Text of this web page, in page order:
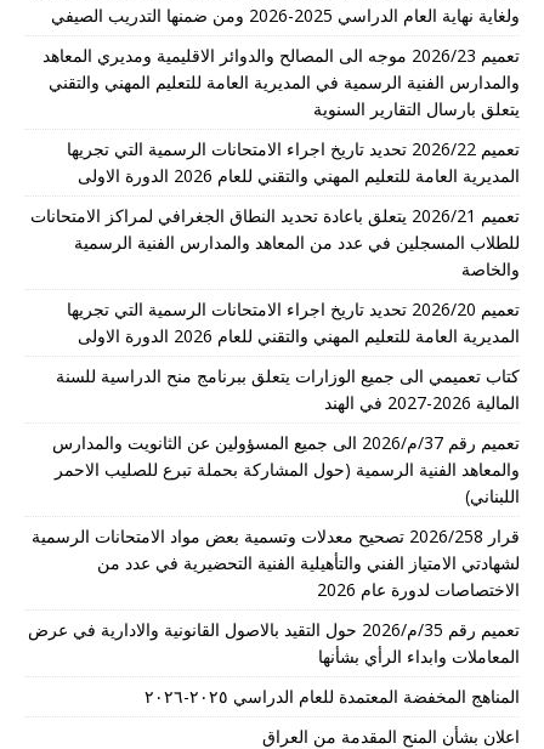
ولغاية نهاية العام الدراسي 2025-2026 ومن ضمنها التدريب الصيفي
تعميم 2026/23 موجه الى المصالح والدوائر الاقليمية ومديري المعاهد
والمدارس الفنية الرسمية في المديرية العامة للتعليم المهني والتقني
يتعلق بارسال التقارير السنوية
تعميم 2026/22 تحديد تاريخ اجراء الامتحانات الرسمية التي تجريها
المديرية العامة للتعليم المهني والتقني للعام 2026 الدورة الاولى
تعميم 2026/21 يتعلق باعادة تحديد النطاق الجغرافي لمراكز الامتحانات
للطلاب المسجلين في عدد من المعاهد والمدارس الفنية الرسمية
والخاصة
تعميم 2026/20 تحديد تاريخ اجراء الامتحانات الرسمية التي تجريها
المديرية العامة للتعليم المهني والتقني للعام 2026 الدورة الاولى
كتاب تعميمي الى جميع الوزارات يتعلق ببرنامج منح الدراسية للسنة
المالية 2026-2027 في الهند
تعميم رقم 37/م/2026 الى جميع المسؤولين عن الثانويت والمدارس
والمعاهد الفنية الرسمية (حول المشاركة بحملة تبرع للصليب الاحمر
اللبناني)
قرار 2026/258 تصحيح معدلات وتسمية بعض مواد الامتحانات الرسمية
لشهادتي الامتياز الفني والتأهيلية الفنية التحضيرية في عدد من
الاختصاصات لدورة عام 2026
تعميم رقم 35/م/2026 حول التقيد بالاصول القانونية والادارية في عرض
المعاملات وابداء الرأي بشأنها
المناهج المخفضة المعتمدة للعام الدراسي ٢٠٢٥-٢٠٢٦
اعلان بشأن المنح المقدمة من العراق